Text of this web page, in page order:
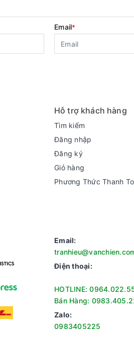
Email*
Hỗ trợ khách hàng
Tìm kiếm
Đăng nhập
Đăng ký
Giỏ hàng
Phương Thức Thanh
Email:
Điện thoại:
HOTLINE:
Bán Hàng:
Zalo:
0983405225